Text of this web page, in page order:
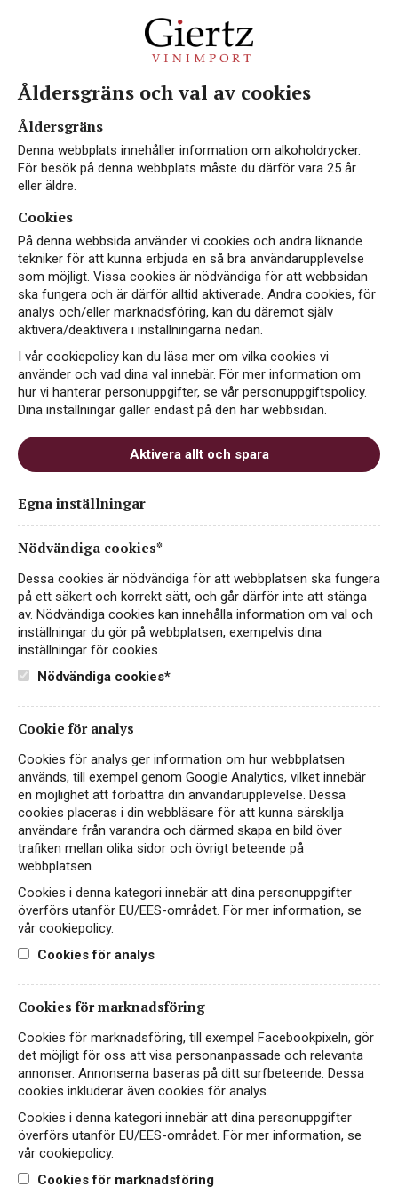
Sveriges mest omtyckta
viner sedan 1982.
Åldersgräns och val av cookies
Åldersgräns
Denna webbplats innehåller information om alkoholdrycker.
För besök på denna webbplats måste du därför vara 25 år
eller äldre.
Cookies
På denna webbsida använder vi cookies och andra liknande
tekniker för att kunna erbjuda en så bra användarupplevelse
som möjligt. Vissa cookies är nödvändiga för att webbsidan
ska fungera och är därför alltid aktiverade. Andra cookies, för
analys och/eller marknadsföring, kan du däremot själv
aktivera/deaktivera i inställningarna nedan.
I vår cookiepolicy kan du läsa mer om vilka cookies vi
använder och vad dina val innebär. För mer information om
hur vi hanterar personuppgifter, se vår personuppgiftspolicy.
Dina inställningar gäller endast på den här webbsidan.
Aktivera allt och spara
Egna inställningar
Nödvändiga cookies*
Dessa cookies är nödvändiga för att webbplatsen ska fungera
på ett säkert och korrekt sätt, och går därför inte att stänga
av. Nödvändiga cookies kan innehålla information om val och
inställningar du gör på webbplatsen, exempelvis dina
inställningar för cookies.
Nödvändiga cookies*
Cookie för analys
Cookies för analys ger information om hur webbplatsen
används, till exempel genom Google Analytics, vilket innebär
en möjlighet att förbättra din användarupplevelse. Dessa
cookies placeras i din webbläsare för att kunna särskilja
användare från varandra och därmed skapa en bild över
trafiken mellan olika sidor och övrigt beteende på
webbplatsen.
Cookies i denna kategori innebär att dina personuppgifter
överförs utanför EU/EES-området. För mer information, se
vår cookiepolicy.
Cookies för analys
Cookies för marknadsföring
Cookies för marknadsföring, till exempel Facebookpixeln, gör
det möjligt för oss att visa personanpassade och relevanta
annonser. Annonserna baseras på ditt surfbeteende. Dessa
cookies inkluderar även cookies för analys.
Cookies i denna kategori innebär att dina personuppgifter
överförs utanför EU/EES-området. För mer information, se
vår cookiepolicy.
Cookies för marknadsföring